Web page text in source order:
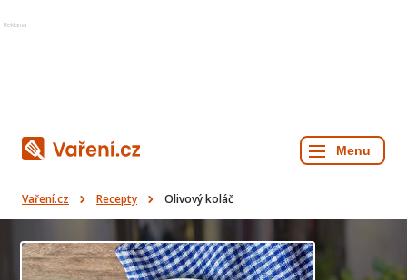
Reklama
Vaření.cz Recepty Olivový koláč